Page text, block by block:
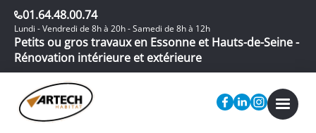
01.64.48.00.74
Lundi - Vendredi de 8h à 20h - Samedi de 8h à 12h
Petits ou gros travaux en Essonne et Hauts-de-Seine -
Rénovation intérieure et extérieure